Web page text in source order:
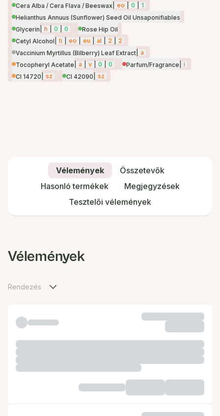
Cera Alba / Cera Flava / Beeswax eo 0
1
Helianthus Annuus (Sunflower) Seed Oil Unsaponifiables
Glycerin
h 0 0
Rose Hip Oil
Cetyl Alcohol
ti eo eu al 2
2
Vaccinium Myrtillus (Bilberry) Leaf Extract a
Tocopheryl Acetate
a v 0 0 Parfum/Fragrance
i
CI 14720
sz CI 42090 sz
Vélemények
Összetevők
Hasonló termékek
Megjegyzések
Tesztelői vélemények
Vélemények
Rendezés